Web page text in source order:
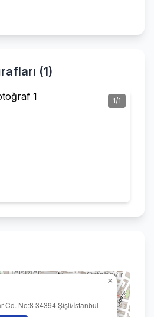
(1)
1/1
Cd. No:8 34394 Şişli/İstanbul
×